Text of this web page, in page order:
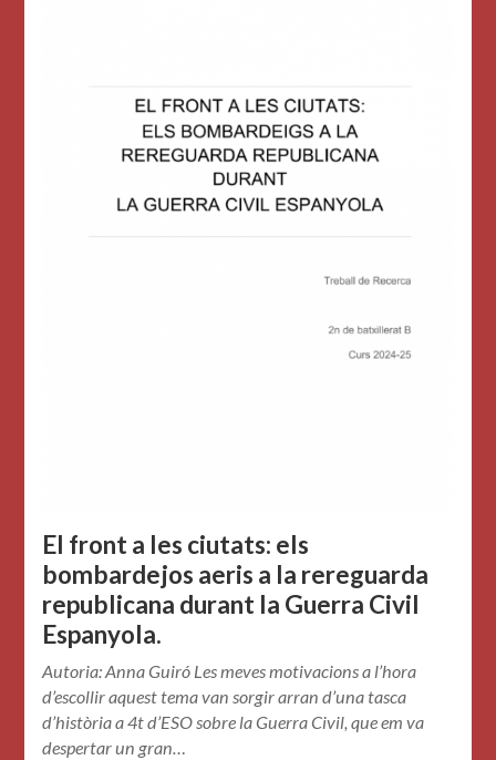
El front a les ciutats: els
bombardejos aeris a la rereguarda
republicana durant la Guerra Civil
Espanyola.
Autoria: Anna Guiró Les meves motivacions a l’hora
d’escollir aquest tema van sorgir arran d’una tasca
d’història a 4t d’ESO sobre la Guerra Civil, que em va
despertar un gran…